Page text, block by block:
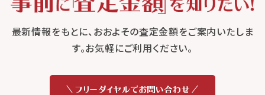
最新情報をもとに、おおよその査定金額をご案内いたしま
す。お気軽にご利用ください。